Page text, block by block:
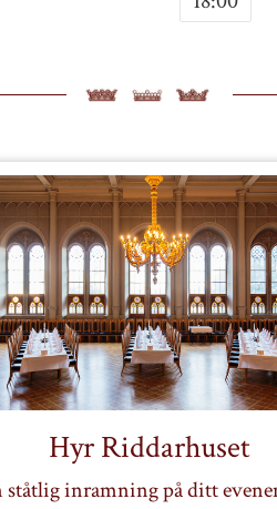
Hyr Riddarhuset
ståtlig inramning på ditt